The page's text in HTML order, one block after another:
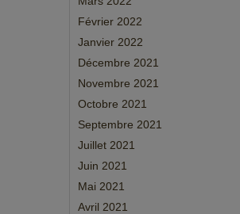
Février 2022
Janvier 2022
Décembre 2021
Novembre 2021
Octobre 2021
Septembre 2021
Juillet 2021
Juin 2021
Mai 2021
Avril 2021